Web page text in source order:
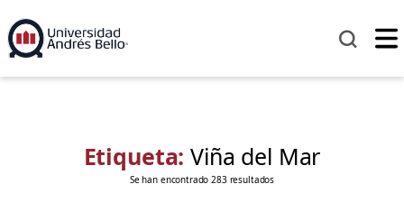
Etiqueta:Viña del Mar
Se han encontrado 283 resultados